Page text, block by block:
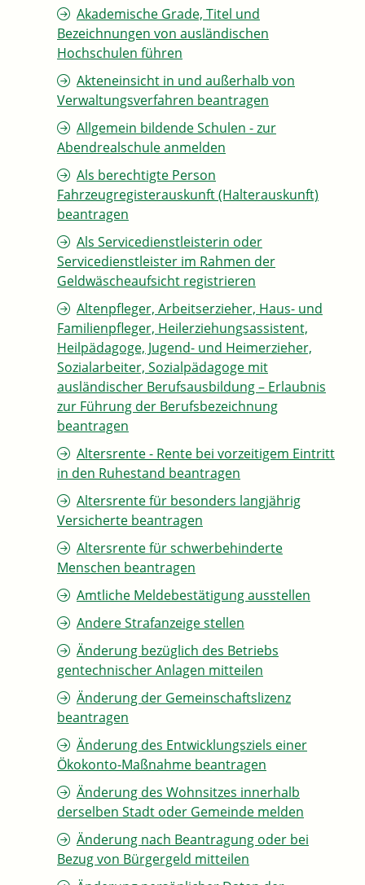
Akademische Grade, Titel und
Bezeichnungen von ausländischen
Hochschulen führen
Akteneinsicht in und außerhalb von
Verwaltungsverfahren beantragen
Allgemein bildende Schulen - zur
Abendrealschule anmelden
Als berechtigte Person
Fahrzeugregisterauskunft (Halterauskunft)
beantragen
Als Servicedienstleisterin oder
Servicedienstleister im Rahmen der
Geldwäscheaufsicht registrieren
Altenpfleger, Arbeitserzieher, Haus- und
Familienpfleger, Heilerziehungsassistent,
Heilpädagoge, Jugend- und Heimerzieher,
Sozialarbeiter, Sozialpädagoge mit
ausländischer Berufsausbildung – Erlaubnis
zur Führung der Berufsbezeichnung
beantragen
Altersrente - Rente bei vorzeitigem Eintritt
in den Ruhestand beantragen
Altersrente für besonders langjährig
Versicherte beantragen
Altersrente für schwerbehinderte
Menschen beantragen
Amtliche Meldebestätigung ausstellen
Andere Strafanzeige stellen
Änderung bezüglich des Betriebs
gentechnischer Anlagen mitteilen
Änderung der Gemeinschaftslizenz
beantragen
Änderung des Entwicklungsziels einer
Ökokonto-Maßnahme beantragen
Änderung des Wohnsitzes innerhalb
derselben Stadt oder Gemeinde melden
Änderung nach Beantragung oder bei
Bezug von Bürgergeld mitteilen